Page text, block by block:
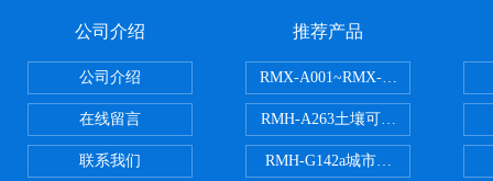
公司介绍
公司介绍
在线留言
联系我们
推荐产品
RMX-A001~RMX-A002丙烯酸涂
RMH-A263土壤可交换酸度分析标
RMH-G142a城市污水处理污泥中